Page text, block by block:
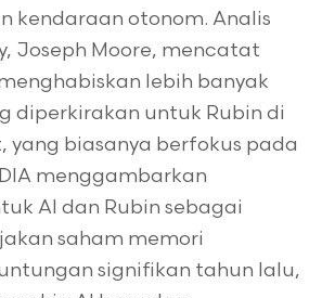
kendaraan otonom. Analis
Joseph Moore, mencatat
lebih banyak
diperkirakan untuk Rubin di
yang biasanya berfokus pada
menggambarkan
AI dan Rubin sebagai
saham memori
signifikan tahun lalu,